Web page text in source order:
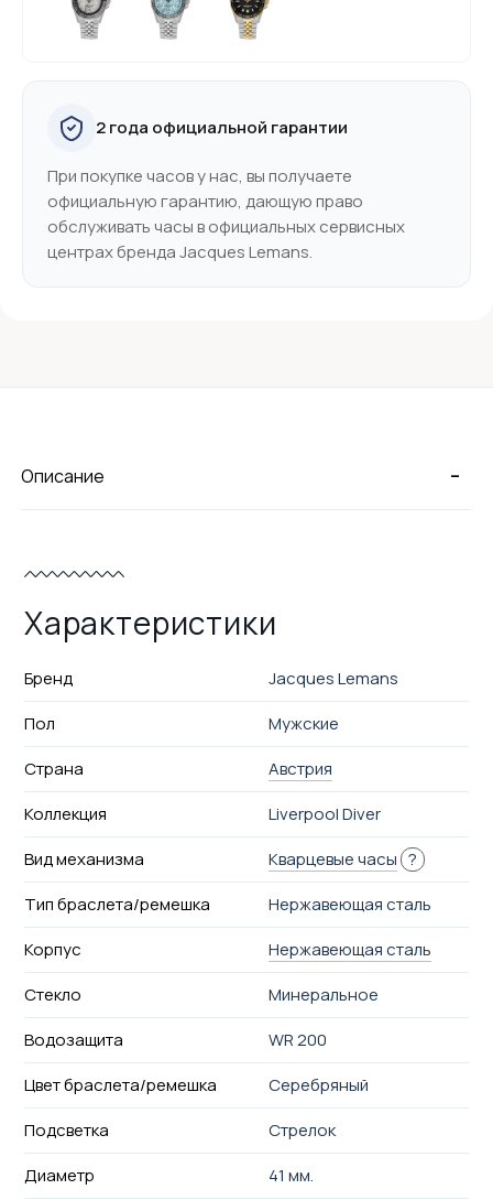
2 года официальной гарантии
При покупке часов у нас, вы получаете
официальную гарантию, дающую право
обслуживать часы в официальных сервисных
центрах бренда Jacques Lemans.
-
Описание
Характеристики
Бренд
Jacques Lemans
Пол
Мужские
Страна
Австрия
Коллекция
Liverpool Diver
Вид механизма
Кварцевые часы ?
Тип браслета/ремешка
Нержавеющая сталь
Корпус
Нержавеющая сталь
Стекло
Минеральное
Водозащита
WR 200
Цвет браслета/ремешка
Серебряный
Подсветка
Стрелок
Диаметр
41 мм.